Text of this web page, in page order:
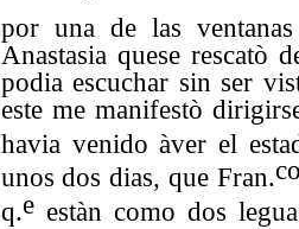
por una de las
Anastasia quese
podia escuchar sin ser
este me manifestò
havia venido àver el
unos dos dias, que Fran.
q.eestàn como dos